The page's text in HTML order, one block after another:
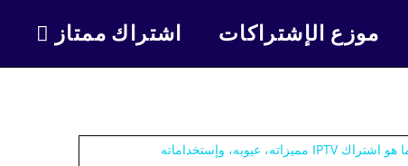
موزع الإشتراكات اشتراك ممتاز